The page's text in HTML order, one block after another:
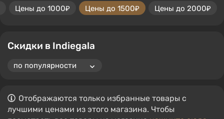
Цены до 1000₽ Цены до 1500₽ Цены до 2000₽
Скидки в Indiegala
Отображаются только избранные товары с
лучшими ценами из этого магазина. Чтобы